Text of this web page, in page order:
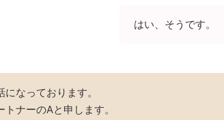
はい、そうです。
なっております。
トナーのAと申します。